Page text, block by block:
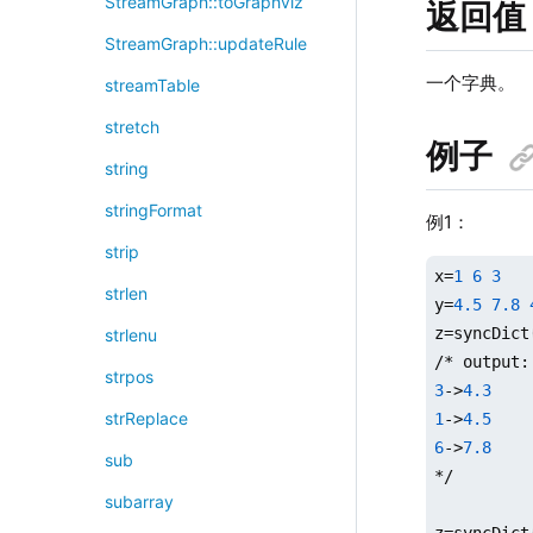
StreamGraph::updateRule
streamTable
stretch
string
stringFormat
strip
strlen
strlenu
strpos
strReplace
sub
subarray
返回值
一个字典。
例子
例1：
x=1 6 3
y=4.5 7.8
3->4.3
1 ->4.5
6->7.8
*/